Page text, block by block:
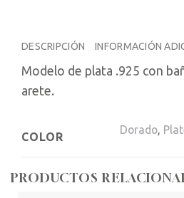
DESCRIPCIÓN INFORMACIÓN
Modelo de plata .925 con
arete.
COLOR
Dorado,
PRODUCTOS